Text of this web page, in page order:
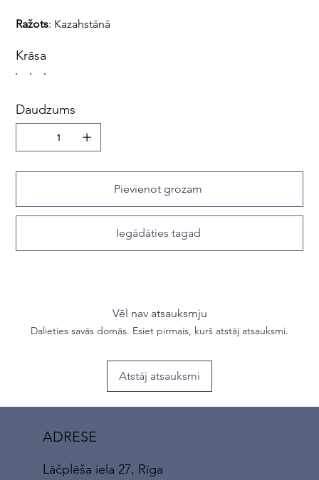
Ražots: Kazahstānā
Krāsa
Daudzums
Pievienot grozam
Iegādāties tagad
Vēl nav atsauksmju
Dalieties savās domās. Esiet pirmais, kurš atstāj atsauksmi.
Atstāj atsauksmi
ADRESE
Lāčplēša iela 27, Rīga